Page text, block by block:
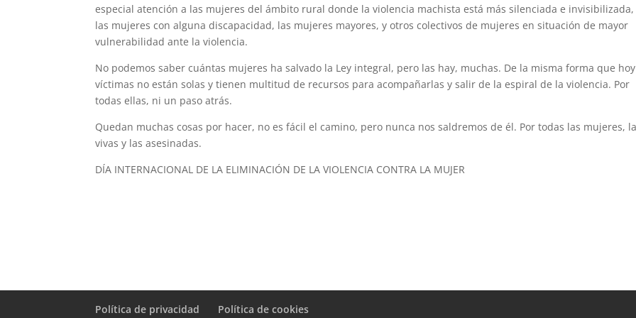
especial atención a las mujeres del ámbito rural donde la violencia machista está más silenciada e invisibilizada,
las mujeres con alguna discapacidad, las mujeres mayores, y otros colectivos de mujeres en situación de mayor
vulnerabilidad ante la violencia.
No podemos saber cuántas mujeres ha salvado la Ley integral, pero las hay, muchas. De la misma forma que
víctimas no están solas y tienen multitud de recursos para acompañarlas y salir de la espiral de la violencia. Por
todas ellas, ni un paso atrás.
Quedan muchas cosas por hacer, no es fácil el camino, pero nunca nos saldremos de él. Por todas las mujeres,
vivas y las asesinadas.
DÍA INTERNACIONAL DE LA ELIMINACIÓN DE LA VIOLENCIA CONTRA LA MUJER
Política de privacidad Política de cookies